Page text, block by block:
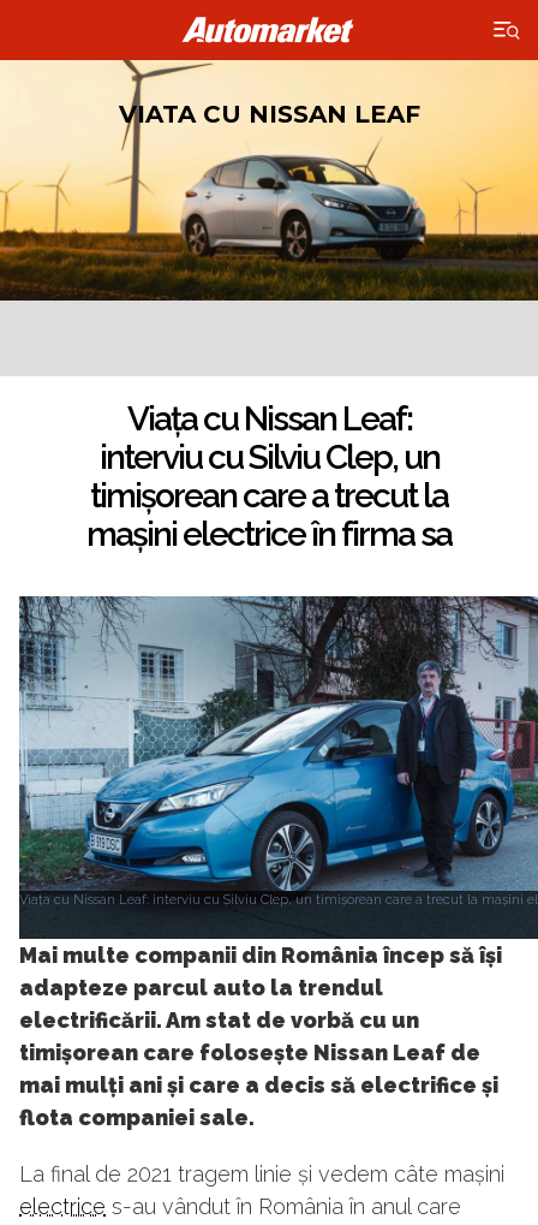
×
VIATA CU NISSAN LEAF
Viața cu Nissan LeafViața cu Nissan Leaf:
interviu cu Silviu Clep, un
timișorean care a trecut la
mașini electrice în firma sa
Viața cu Nissan Leaf: interviu cu Silviu Clep, un timișorean care a trecut la mașini
16
Mai multe companii din România încep să își
adapteze parcul auto la trendul
electrificării. Am stat de vorbă cu un
timișorean care folosește Nissan Leaf de
mai mulți ani și care a decis să electrifice și
flota companiei sale.
La final de 2021 tragem linie și vedem câte mașini
electrice s-au vândut în România în anul care